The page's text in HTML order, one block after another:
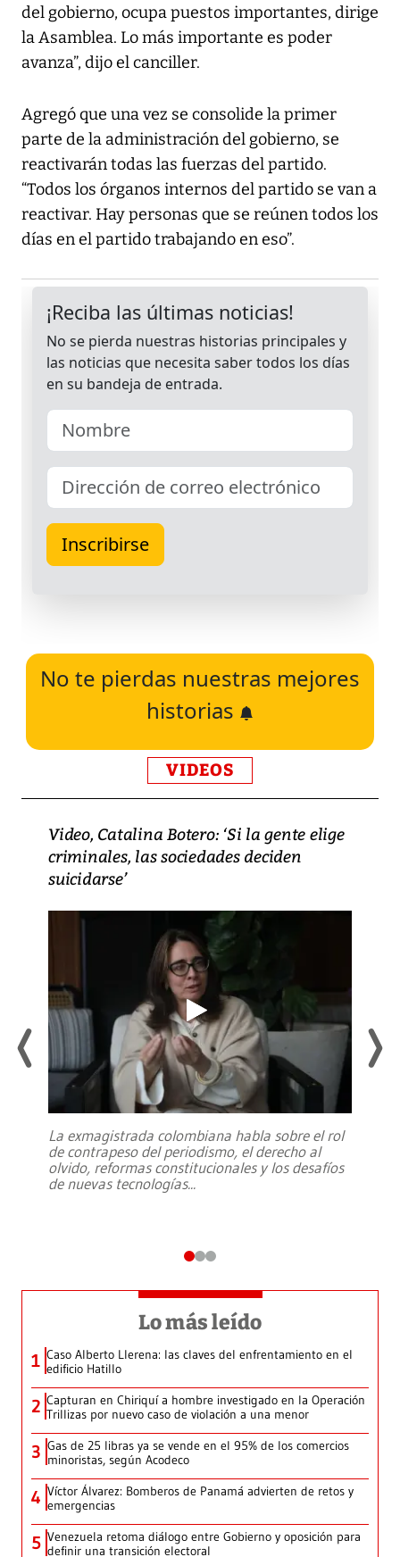
del gobierno, ocupa puestos importantes, dirige
la Asamblea. Lo más importante es poder
avanza”, dijo el canciller.
Agregó que una vez se consolide la primer
parte de la administración del gobierno, se
reactivarán todas las fuerzas del partido.
“Todos los órganos internos del partido se van a
reactivar. Hay personas que se reúnen todos los
días en el partido trabajando en eso”.
No te pierdas nuestras mejores
historias
VIDEOS
Video, Catalina Botero: ‘Si la gente elige
criminales, las sociedades deciden
suicidarse’
La exmagistrada colombiana habla sobre el rol
de contrapeso del periodismo, el derecho al
olvido, reformas constitucionales y los desafíos
de nuevas tecnologías...
Lo más leído
1 Caso Alberto Llerena: las claves del enfrentamiento en el
edificio Hatillo
2 Capturan en Chiriquí a hombre investigado en la Operación
Trillizas por nuevo caso de violación a una menor
3 Gas de 25 libras ya se vende en el 95% de los comercios
minoristas, según Acodeco
4 Víctor Álvarez: Bomberos de Panamá advierten de retos y
emergencias
5 Venezuela retoma diálogo entre Gobierno y oposición para
definir una transición electoral